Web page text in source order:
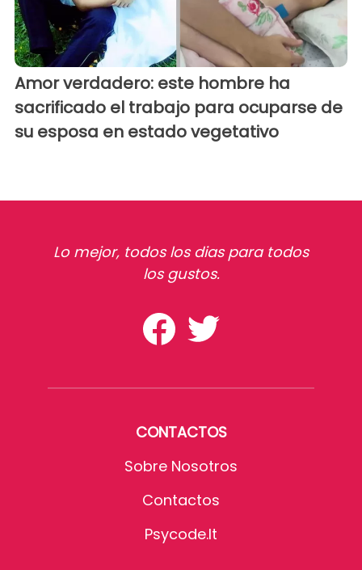
Amor verdadero: este hombre ha
sacrificado el trabajo para ocuparse de
su esposa en estado vegetativo
Lo mejor, todos los dias para todos
los gustos.
CONTACTOS
Sobre Nosotros
Contactos
Psycode.it